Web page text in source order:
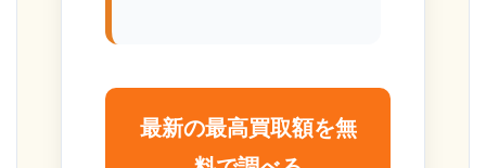
最新の最高買取額を無